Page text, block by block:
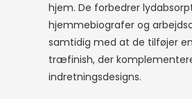
hjem. De forbedrer
hjemmebiografer og
samtidig med at de tilføjer
træfinish, der
indretningsdesigns.